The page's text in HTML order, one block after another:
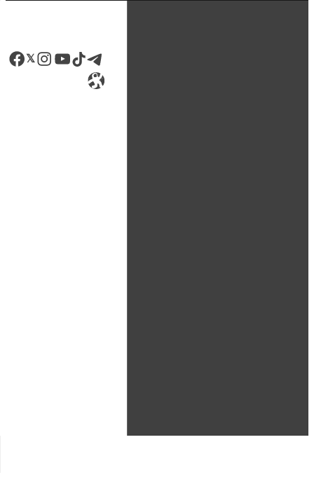
Facebook
LinkedIn
Instagram
YouTube
TikTok
Telegram
Enlace